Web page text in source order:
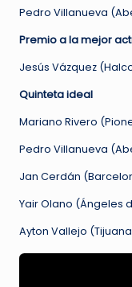
Pedro Villanueva
Premio a la mejor
Jesús Vázquez
Quinteta ideal
Mariano Rivero
Pedro Villanueva
Jan Cerdán
Yair Olano (Ángeles
Ayton Vallejo